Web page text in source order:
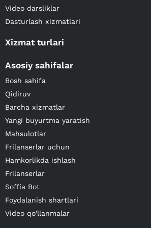
Video darsliklar
Dasturlash xizmatlari
Xizmat turlari
Asosiy sahifalar
Bosh sahifa
Qidiruv
Barcha xizmatlar
Yangi buyurtma yaratish
Mahsulotlar
Frilanserlar uchun
Hamkorlikda ishlash
Frilanserlar
Soffia Bot
Foydalanish shartlari
Video qo'llanmalar